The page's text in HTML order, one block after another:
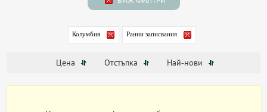
Колумбия Ранни записвания
Цена Отстъпка Най-нови